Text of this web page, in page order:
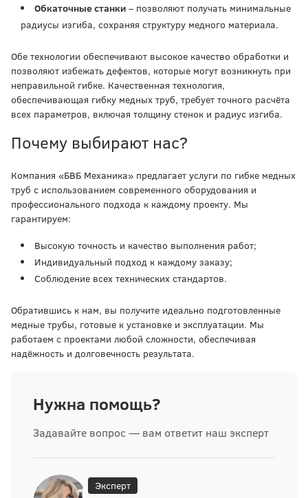
Обкаточные станки – позволяют получать минимальные
радиусы изгиба, сохраняя структуру медного материала.
Обе технологии обеспечивают высокое качество обработки и
позволяют избежать дефектов, которые могут возникнуть при
неправильной гибке. Качественная технология,
обеспечивающая гибку медных труб, требует точного расчёта
всех параметров, включая толщину стенок и радиус изгиба.
Почему выбирают нас?
Компания «БВБ Механика» предлагает услуги по гибке медных
труб с использованием современного оборудования и
профессионального подхода к каждому проекту. Мы
гарантируем:
Высокую точность и качество выполнения работ;
Индивидуальный подход к каждому заказу;
Соблюдение всех технических стандартов.
Обратившись к нам, вы получите идеально подготовленные
медные трубы, готовые к установке и эксплуатации. Мы
работаем с проектами любой сложности, обеспечивая
надёжность и долговечность результата.
Нужна помощь?
Задавайте вопрос — вам ответит наш эксперт
Эксперт